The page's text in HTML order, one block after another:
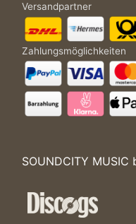
Versandpartner
Zahlungsmöglichkeiten
SOUNDCITY MUSIC